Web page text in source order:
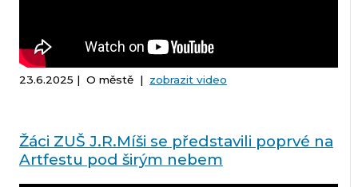
23.6.2025 | O městě | zobrazit video
Žáci ZUŠ J.R.Míši se představili poprvé na
Artfestu pod širým nebem